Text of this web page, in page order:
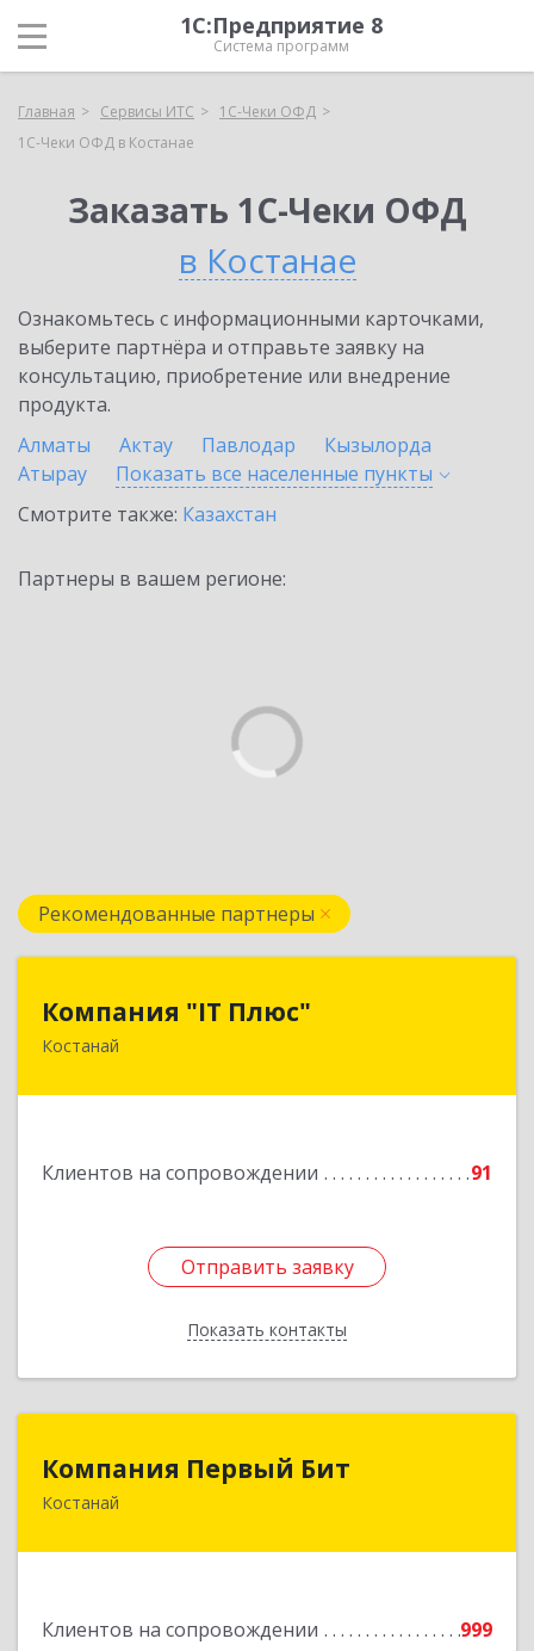
1С:Предприятие 8
Система программ
Главная Сервисы ИТС
1С-Чеки ОФД
1С-Чеки ОФД в Костанае
Заказать 1С-Чеки ОФД
в Костанае
Ознакомьтесь с информационными карточками,
выберите партнёра и отправьте заявку на
консультацию, приобретение или внедрение
продукта.
Алматы
Актау Павлодар
Кызылорда
Атырау
Показать все населенные пункты
Смотрите также: Казахстан
Партнеры в вашем регионе:
Рекомендованные партнеры
Компания "IT Плюс"
Костанай
Клиентов на сопровождении 91
Отправить заявку
Показать контакты
Казахстан, г. Костанай, ул. Темирбаева 60
Отправить заявку
Назад
Компания Первый Бит
Костанай
Клиентов на сопровождении
999
Компания Первый Бит
Республика Казахстан, г. Костанай, Аль-Фараби,